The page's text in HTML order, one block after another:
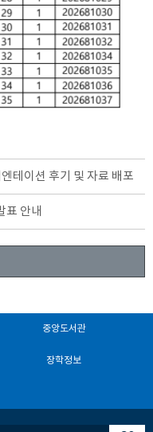
테이션 후기 및 자료 배포
표 안내
중앙도서관
장학정보